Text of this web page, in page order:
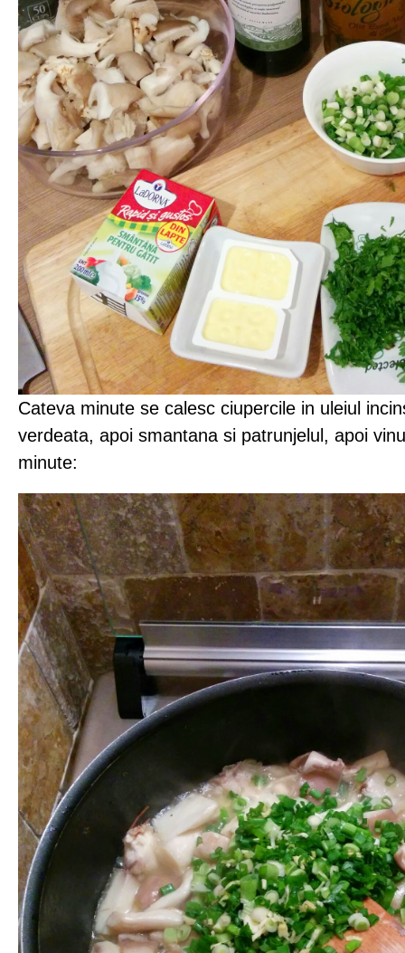
Cateva minute se calesc ciupercile in uleiul
verdeata, apoi smantana si patrunjelul, apoi
minute: